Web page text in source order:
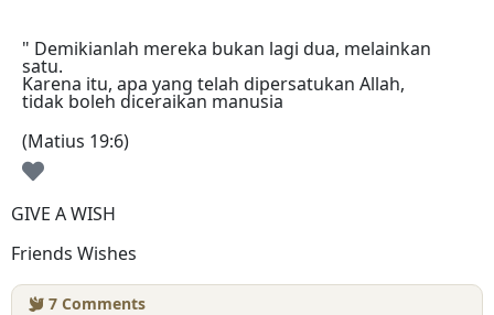
" Demikianlah mereka bukan lagi dua, melainkan
satu.
Karena itu, apa yang telah dipersatukan Allah,
tidak boleh diceraikan manusia
(Matius 19:6)
GIVE A WISH
Friends Wishes
7 Comments